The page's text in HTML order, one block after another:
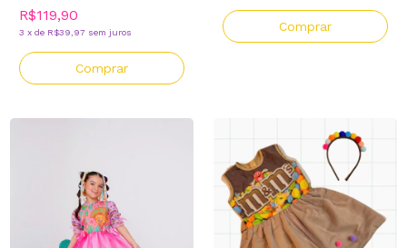
R$119,90
3 x de R$39,97 sem juros
Comprar
Comprar